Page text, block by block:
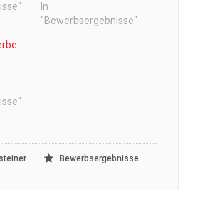
In
"Bewerbsergebnisse"
Bewerbsergebnisse